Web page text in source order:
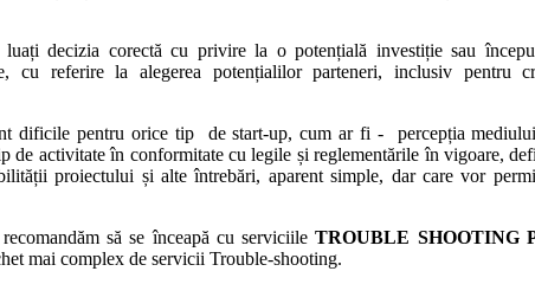
decizia corectă cu privire la o potențială investiție sau
cu referire la alegerea potențialilor parteneri, inclusiv pentru
dificile pentru orice tip de start-up, cum ar fi - percepția mediului
de activitate în conformitate cu legile și reglementările în vigoare,
proiectului și alte întrebări, aparent simple, dar care vor
să se înceapă cu serviciileTROUBLE SHOOTING
mai complex de servicii Trouble-shooting.